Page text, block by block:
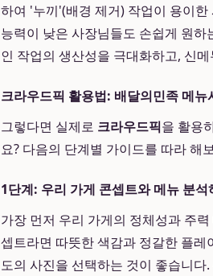
하여 '누끼'(배경 제거) 작업이 용이
능력이 낮은 사장님들도 손쉽게 원
인 작업의 생산성을 극대화하고, 신
크라우드픽 활용법: 배달의민족 메뉴
그렇다면 실제로 크라우드픽을 활용
요? 다음의 단계별 가이드를 따라 해
1단계: 우리 가게 콘셉트와 메뉴 분석
가장 먼저 우리 가게의 정체성과 주
셉트라면 따뜻한 색감과 정갈한 플
도의 사진을 선택하는 것이 좋습니